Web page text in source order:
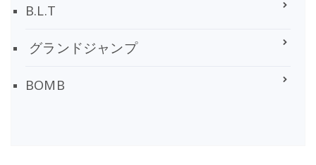
B.L.T
グランドジャンプ
BOMB